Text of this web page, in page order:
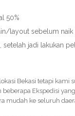
50%
layout sebelum
setelah jadi lakukan
Bekasi tetapi
Ekspedisi
mudah ke seluruh